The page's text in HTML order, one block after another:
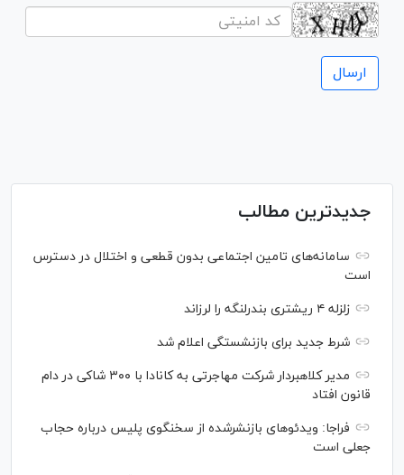
جدیدترین مطالب
سامانه‌های تامین اجتماعی بدون قطعی و اختلال در دسترس
است
زلزله ۴ ریشتری بندرلنگه را لرزاند
شرط جدید برای بازنشستگی اعلام شد
مدیر کلاهبردار شرکت مهاجرتی به کانادا با ۳۰۰ شاکی در دام
قانون افتاد
فراجا: ویدئو‌های بازنشرشده از سخنگوی پلیس درباره حجاب
جعلی است